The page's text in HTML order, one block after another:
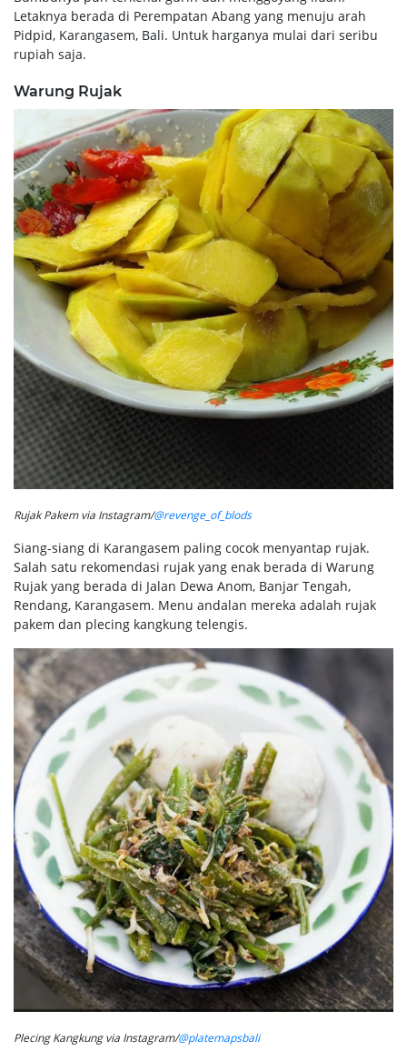
Letaknya berada di Perempatan Abang yang menuju arah
Pidpid, Karangasem, Bali. Untuk harganya mulai dari seribu
rupiah saja.
Warung Rujak
Rujak Pakem via Instagram/@revenge_of_blods
Siang-siang di Karangasem paling cocok menyantap rujak.
Salah satu rekomendasi rujak yang enak berada di Warung
Rujak yang berada di Jalan Dewa Anom, Banjar Tengah,
Rendang, Karangasem. Menu andalan mereka adalah rujak
pakem dan plecing kangkung telengis.
Plecing Kangkung via Instagram/@platemapsbali